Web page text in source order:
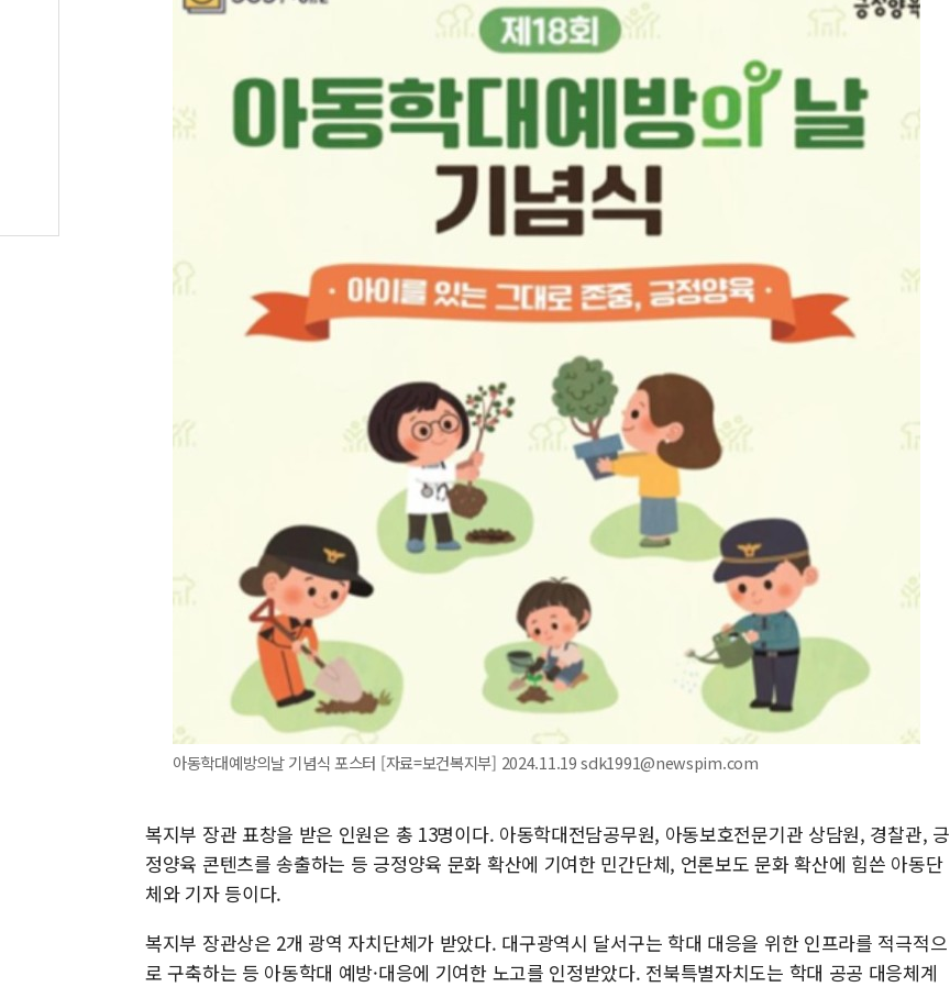
아동학대예방의날 기념식 포스터 [자료=보건복지부] 2024.11.19 sdk1991@newspim.com
복지부 장관 표창을 받은 인원은 총 13명이다. 아동학대전담공무원, 아동보호전문기관 상담원, 경찰관, 긍
정양육 콘텐츠를 송출하는 등 긍정양육 문화 확산에 기여한 민간단체, 언론보도 문화 확산에 힘쓴 아동단
체와 기자 등이다.
복지부 장관상은 2개 광역 자치단체가 받았다. 대구광역시 달서구는 학대 대응을 위한 인프라를 적극적으
로 구축하는 등 아동학대 예방·대응에 기여한 노고를 인정받았다. 전북특별자치도는 학대 공공 대응체계